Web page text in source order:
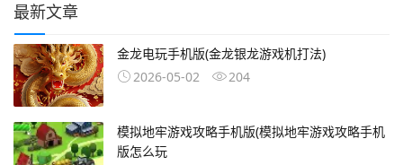
最新文章
金龙电玩手机版(金龙银龙游戏机打法)
2026-05-02
204
模拟地牢游戏攻略手机版(模拟地牢游戏攻略手机
版怎么玩